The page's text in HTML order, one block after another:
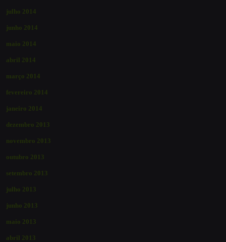
julho 2014
junho 2014
maio 2014
abril 2014
março 2014
fevereiro 2014
janeiro 2014
dezembro 2013
novembro 2013
outubro 2013
setembro 2013
julho 2013
junho 2013
maio 2013
abril 2013